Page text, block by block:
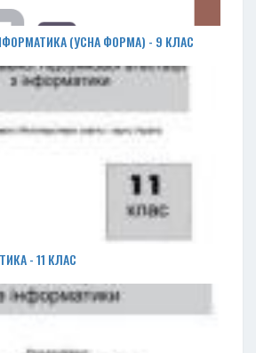
(УСНА ФОРМА) - 9 КЛАС
- 11 КЛАС